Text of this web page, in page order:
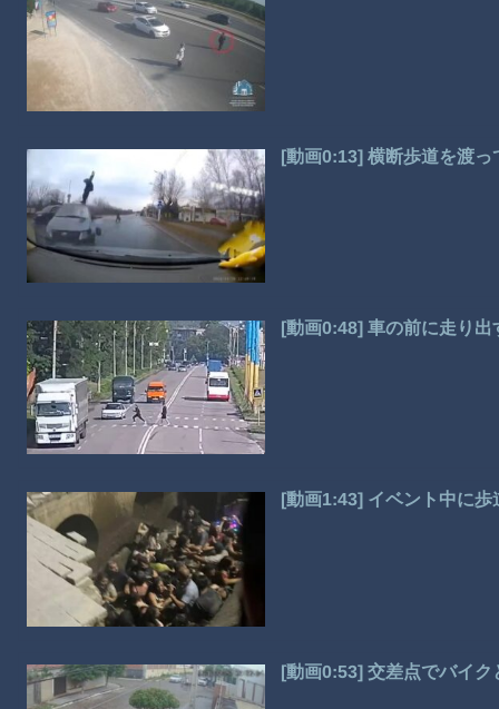
[動画0:13] 横断歩道を渡
[動画0:48] 車の前に走り
[動画1:43] イベント中に
[動画0:53] 交差点でバイ